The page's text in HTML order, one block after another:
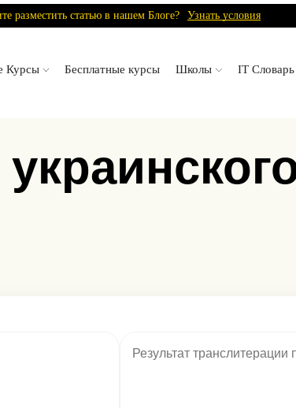
разместить статью в нашем Блоге? Узнать условия
Курсы Бесплатные курсы Школы IT Словарь